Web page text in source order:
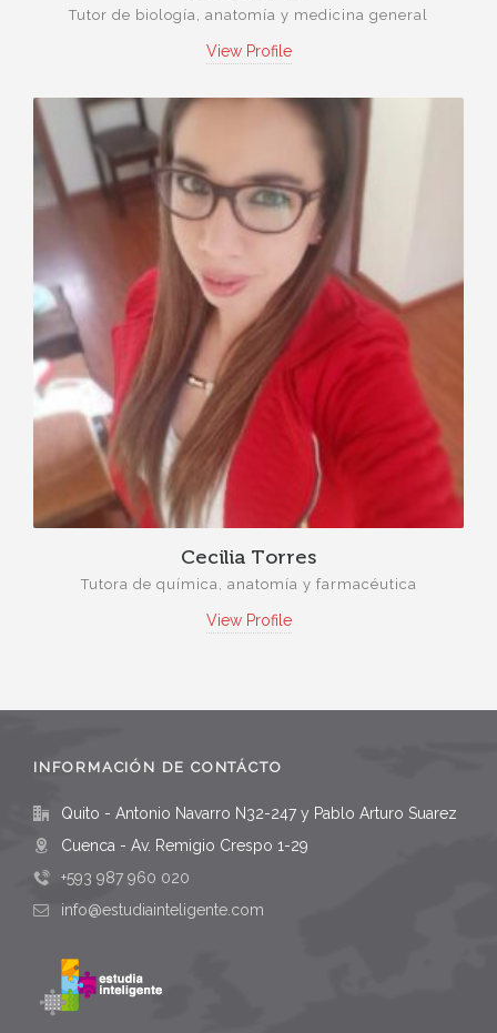
Tutor de biología, anatomía y medicina general
View Profile
Cecilia Torres
Tutora de química, anatomía y farmacéutica
View Profile
INFORMACIÓN DE CONTÁCTO
Quito - Antonio Navarro N32-247 y Pablo Arturo Suarez
Cuenca - Av. Remigio Crespo 1-29
+593 987 960 020
info@estudiainteligente.com